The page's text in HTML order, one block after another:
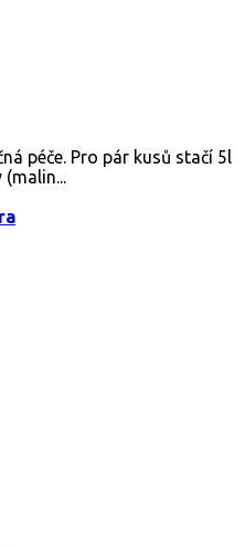
péče. Pro pár kusů stačí 5l